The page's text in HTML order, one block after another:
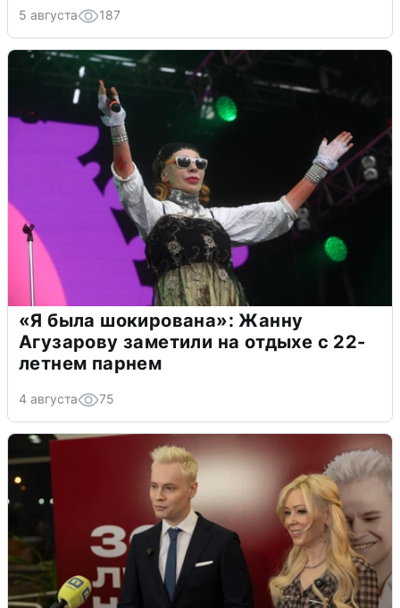
5 августа 187
«Я была шокирована»: Жанну
Агузарову заметили на отдыхе с 22-
летнем парнем
4 августа 75